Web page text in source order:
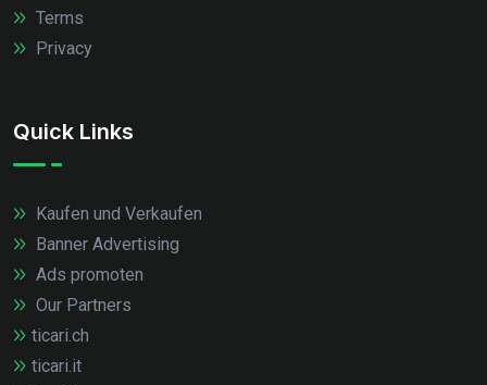
Terms
Privacy
Quick Links
Kaufen und Verkaufen
Banner Advertising
Ads promoten
Our Partners
ticari.ch
ticari.it